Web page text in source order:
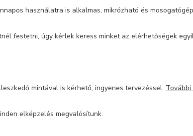
használatra is alkalmas, mikrózható és
festetni, úgy kérlek keress minket az elérhetőségek
mintával is kérhető, ingyenes tervezéssel.
elképzelés megvalósítunk.